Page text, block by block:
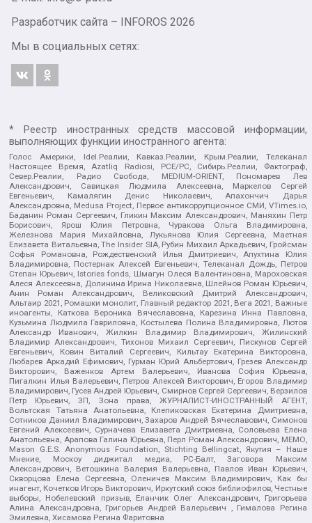
Разработчик сайта –
INFOROS 2026
Мы в социальных сетях:
* Реестр иностранных средств массовой информации,
выполняющих функции иностранного агента:
Голос Америки, Idel.Реалии, Кавказ.Реалии, Крым.Реалии, Телеканал
Настоящее Время, Azatliq Radiosi, PCE/PC, Сибирь.Реалии, Фактограф,
Север.Реалии, Радио Свобода, MEDIUM-ORIENT, Пономарев Лев
Александрович, Савицкая Людмила Алексеевна, Маркелов Сергей
Евгеньевич, Камалягин Денис Николаевич, Апахончич Дарья
Александровна, Medusa Project, Первое антикоррупционное СМИ, VTimes.io,
Баданин Роман Сергеевич, Гликин Максим Александрович, Маняхин Петр
Борисович, Ярош Юлия Петровна, Чуракова Ольга Владимировна,
Железнова Мария Михайловна, Лукьянова Юлия Сергеевна, Маетная
Елизавета Витальевна, The Insider SIA, Рубин Михаил Аркадьевич, Гройсман
Софья Романовна, Рождественский Илья Дмитриевич, Апухтина Юлия
Владимировна, Постернак Алексей Евгеньевич, Телеканал Дождь, Петров
Степан Юрьевич, Istories fonds, Шмагун Олеся Валентиновна, Мароховская
Алеся Алексеевна, Долинина Ирина Николаевна, Шлейнов Роман Юрьевич,
Анин Роман Александрович, Великовский Дмитрий Александрович,
Альтаир 2021, Ромашки монолит, Главный редактор 2021, Вега 2021, Важные
иноагенты, Каткова Вероника Вячеславовна, Карезина Инна Павловна,
Кузьмина Людмила Гавриловна, Костылева Полина Владимировна, Лютов
Александр Иванович, Жилкин Владимир Владимирович, Жилинский
Владимир Александрович, Тихонов Михаил Сергеевич, Пискунов Сергей
Евгеньевич, Ковин Виталий Сергеевич, Кильтау Екатерина Викторовна,
Любарев Аркадий Ефимович, Гурман Юрий Альбертович, Грезев Александр
Викторович, Важенков Артем Валерьевич, Иванова София Юрьевна,
Пигалкин Илья Валерьевич, Петров Алексей Викторович, Егоров Владимир
Владимирович, Гусев Андрей Юрьевич, Смирнов Сергей Сергеевич, Верзилов
Петр Юрьевич, ЗП, Зона права, ЖУРНАЛИСТ-ИНОСТРАННЫЙ АГЕНТ,
Вольтская Татьяна Анатольевна, Клепиковская Екатерина Дмитриевна,
Сотников Даниил Владимирович, Захаров Андрей Вячеславович, Симонов
Евгений Алексеевич, Сурначева Елизавета Дмитриевна, Соловьева Елена
Анатольевна, Арапова Галина Юрьевна, Перл Роман Александрович, МЕМО,
Mason G.E.S. Anonymous Foundation, Stichting Bellingcat, Якутия – Наше
Мнение, Москоу диджитал медиа, РС-Балт, Заговора Максим
Александрович, Ветошкина Валерия Валерьевна, Павлов Иван Юрьевич,
Скворцова Елена Сергеевна, Оленичев Максим Владимирович, Как бы
инагент, Кочетков Игорь Викторович, Иркутский союз библиофилов, Честные
выборы, Нобелевский призыв, Еланчик Олег Александрович, Григорьева
Алина Александровна, Григорьев Андрей Валерьевич , Гималова Регина
Эмилевна, Хисамова Регина Фаритовна